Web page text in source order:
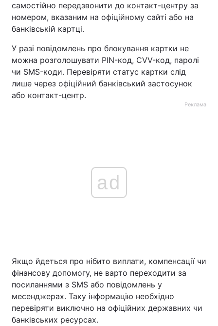
самостійно передзвонити до контакт-центру за
номером, вказаним на офіційному сайті або на
банківській картці.
У разі повідомлень про блокування картки не
можна розголошувати PIN-код, CVV-код, паролі
чи SMS-коди. Перевіряти статус картки слід
лише через офіційний банківський застосунок
або контакт-центр.
Реклама
ad
Якщо йдеться про нібито виплати, компенсації чи
фінансову допомогу, не варто переходити за
посиланнями з SMS або повідомлень у
месенджерах. Таку інформацію необхідно
перевіряти виключно на офіційних державних чи
банківських ресурсах.